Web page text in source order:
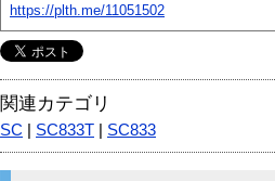
https://plth.me/11051502
関連カテゴリ
SC SC833T SC833